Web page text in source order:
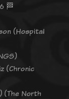
🏁
(Hospital
(Chronic
(The North